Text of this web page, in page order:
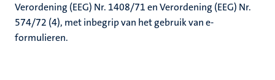
Verordening (EEG) Nr. 1408/71 en Verordening (EEG) Nr.
574/72 (4), met inbegrip van het gebruik van e-
formulieren.